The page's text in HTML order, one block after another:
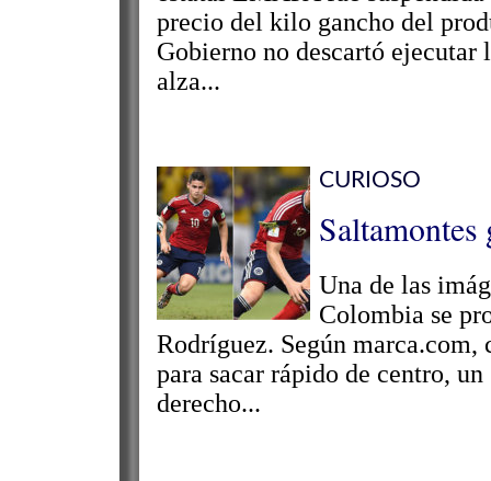
precio del kilo gancho del
Gobierno no descartó ejecutar
alza...
CURIOSO
Saltamontes
Una de las
Colombia se
Rodríguez. Según
para sacar rápido de centro,
derecho...